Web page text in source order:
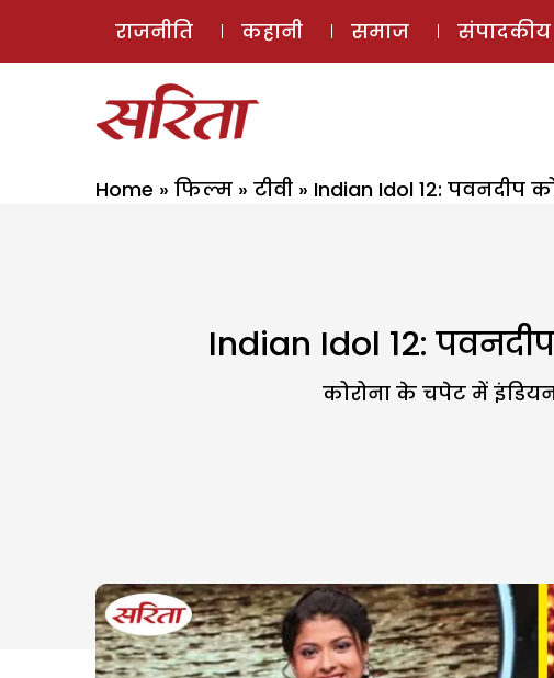
राजनीति कहानी समाज संपादकीय
Home » फिल्म » टीवी » Indian Idol 12: पवनदीप
Indian Idol 12:
कोरोना के चपेट में